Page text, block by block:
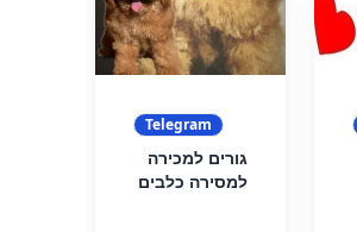
Telegram
גורים למכירה
למסירה כלבים